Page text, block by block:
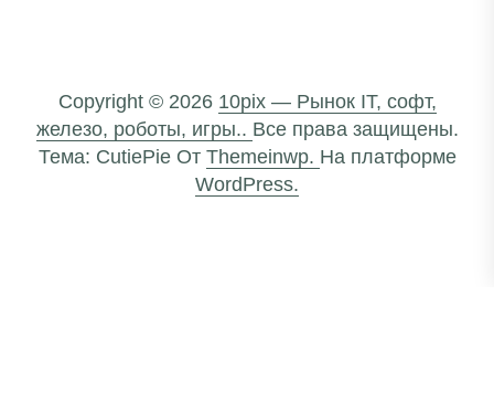
Copyright © 2026 10pix — Рынок IT, софт,
железо, роботы, игры.. Все права защищены.
Тема: CutiePie От Themeinwp. На платформе
WordPress.